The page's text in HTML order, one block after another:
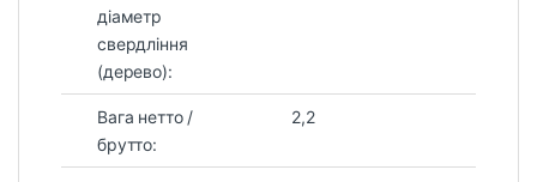
діаметр
свердління
(дерево):
Вага нетто /
брутто:
2,2